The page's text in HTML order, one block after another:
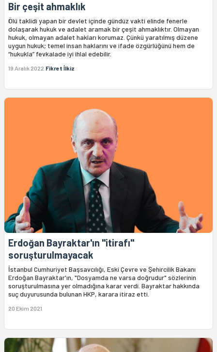
Bir çeşit ahmaklık
Ölü taklidi yapan bir devlet içinde gündüz vakti elinde fenerle
dolaşarak hukuk ve adalet aramak bir çeşit ahmaklıktır. Olmayan
hukuk, olmayan adalet hakları korumaz. Çünkü yaratılmış düzene
uygun hukuk; temel insan haklarını ve ifade özgürlüğünü hem de
“hukukla” fevkalade iyi ihlal edebilir.
19 Aralık 2022 Fikret İlkiz
Erdoğan Bayraktar'ın "itirafı"
soruşturulmayacak
İstanbul Cumhuriyet Başsavcılığı, Eski Çevre ve Şehircilik Bakanı
Erdoğan Bayraktar'ın, "Dosyamda ne varsa doğrudur" sözlerinin
soruşturulmasına yer olmadığına karar verdi. Bayraktar hakkında
suç duyurusunda bulunan HKP, karara itiraz etti.
20 Ekim 2021